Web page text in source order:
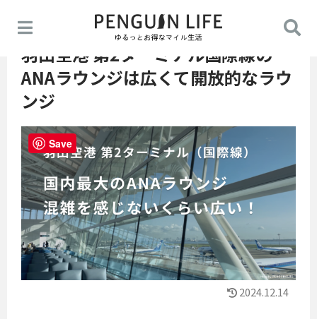
羽田空港 第2ターミナル国際線の
ANAラウンジは広くて開放的なラウ
ンジ
2024.12.14
Save